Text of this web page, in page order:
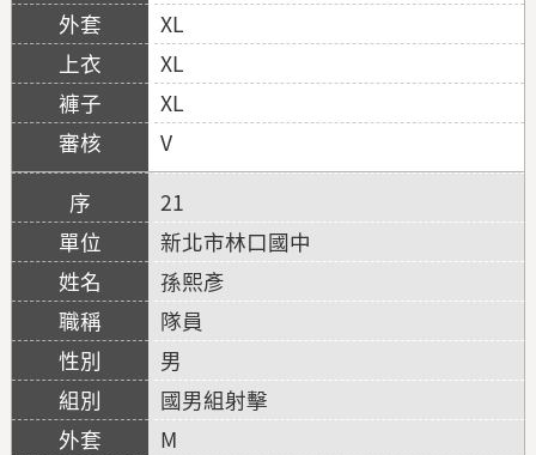
XL
XL
XL
V
21
新北市林口國中
孫熙彥
隊員
男
國男組射擊
M